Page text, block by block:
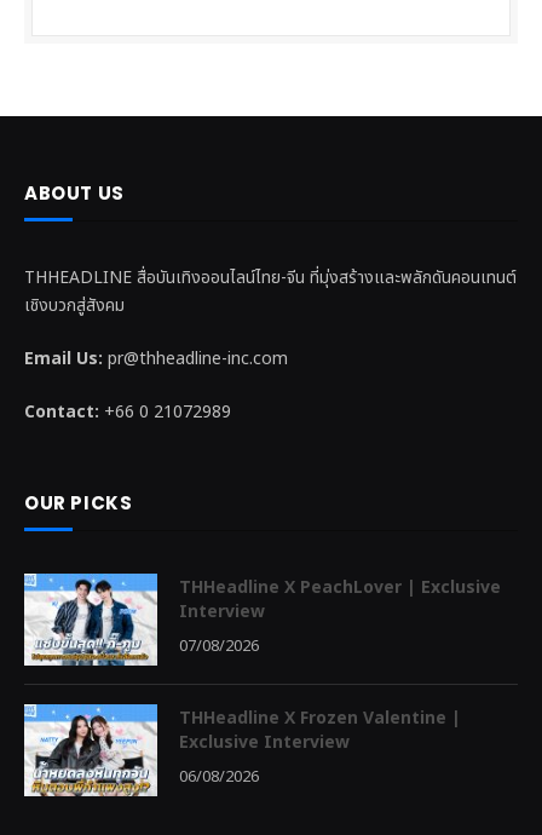
ABOUT US
THHEADLINE สื่อบันเทิงออนไลน์ไทย-จีน ที่มุ่งสร้างและพลักดันคอนเทนต์
เชิงบวกสู่สังคม
Email Us: pr@thheadline-inc.com
Contact: +66 0 21072989
OUR PICKS
THHeadline X PeachLover | Exclusive
Interview
07/08/2026
THHeadline X Frozen Valentine |
Exclusive Interview
06/08/2026